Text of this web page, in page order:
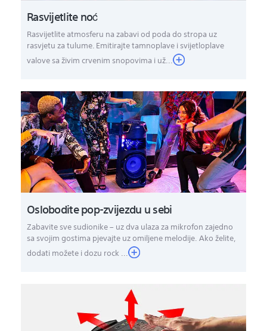
Rasvijetlite noć
Rasvijetlite atmosferu na zabavi od poda do stropa uz
rasvjetu za tulume. Emitirajte tamnoplave i svijetloplave
valove sa živim crvenim snopovima i už...
Oslobodite pop-zvijezdu u sebi
Zabavite sve sudionike – uz dva ulaza za mikrofon zajedno
sa svojim gostima pjevajte uz omiljene melodije. Ako želite,
dodati možete i dozu rock ...